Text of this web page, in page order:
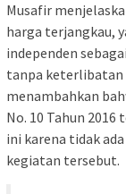
Musafir
harga terjangkau,
independen
tanpa keterlibatan
menambahkan
No. 10 Tahun
ini karena tidak
kegiatan tersebut.